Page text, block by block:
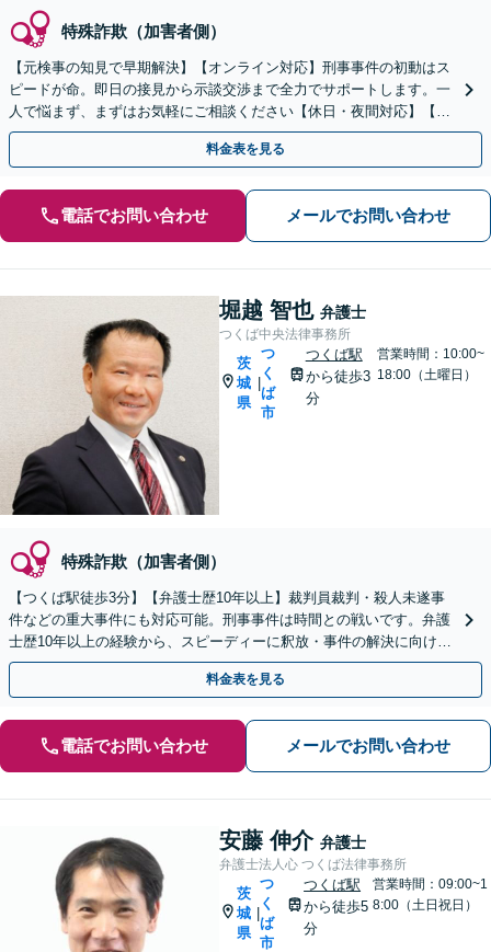
特殊詐欺（加害者側）
【元検事の知見で早期解決】【オンライン対応】刑事事件の初動はス
ピードが命。即日の接見から示談交渉まで全力でサポートします。一
人で悩まず、まずはお気軽にご相談ください【休日・夜間対応】【英
語・ベトナム語対応可】
料金表を見る
電話でお問い合わせ メールでお問い合わせ
堀越 智也 弁護士
つくば中央法律事務所
茨
城
県
つ
く
ば
市
つくば駅
から徒歩3
分
営業時間：10:00~
18:00（土曜日）
特殊詐欺（加害者側）
【つくば駅徒歩3分】【弁護士歴10年以上】裁判員裁判・殺人未遂事
件などの重大事件にも対応可能。刑事事件は時間との戦いです。弁護
士歴10年以上の経験から、スピーディーに釈放・事件の解決に向けて
動きます！【夜間・休日の相談可能】
料金表を見る
電話でお問い合わせ メールでお問い合わせ
安藤 伸介 弁護士
弁護士法人心 つくば法律事務所
茨
城
県
つ
く
ば
市
つくば駅
から徒歩5
分
営業時間：09:00~1
8:00（土日祝日）